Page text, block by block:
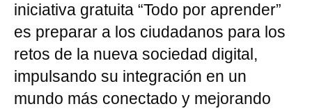
iniciativa gratuita “Todo por aprender”
es preparar a los ciudadanos para los
retos de la nueva sociedad digital,
impulsando su integración en un
mundo más conectado y mejorando